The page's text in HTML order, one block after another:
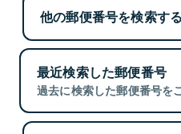
他の郵便番号を検索する
最近検索した郵便番号
過去に検索した郵便番号を